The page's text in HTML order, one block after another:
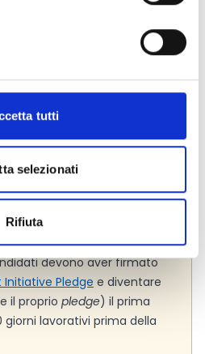
tutti
selezionati
Rifiuta
presentate
partecipando a:
bando: 26 febbraio, ore
6 marzo, ore 15:00 CET.
risposte: 17 marzo, ore 15:00
devono aver firmato
Initiative Pledge e diventare
il proprio pledge) il prima
giorni lavorativi prima della